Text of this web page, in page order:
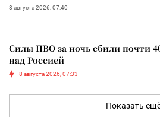
8 августа 2026, 07:40
Силы ПВО за ночь сбили почти
над Россией
8 августа 2026, 07:33
Показать